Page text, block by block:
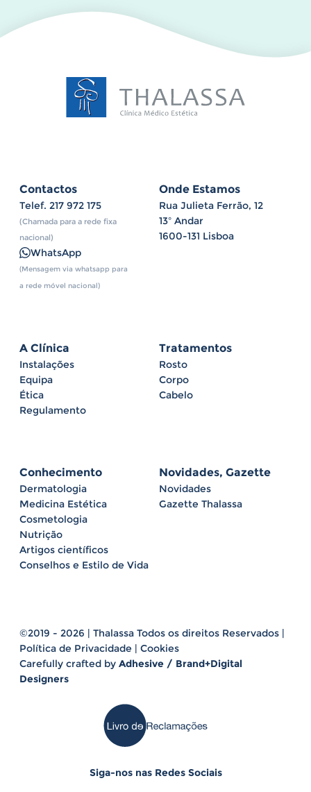
Contactos
Telef. 217 972 175
(Chamada para a rede fixa
nacional)
WhatsApp
(Mensagem via whatsapp para
a rede móvel nacional)
Onde Estamos
Rua Julieta Ferrão, 12
13º Andar
1600-131 Lisboa
A Clínica
Instalações
Equipa
Ética
Regulamento
Tratamentos
Rosto
Corpo
Cabelo
Conhecimento
Dermatologia
Medicina Estética
Cosmetologia
Nutrição
Artigos científicos
Conselhos e Estilo de Vida
Novidades, Gazette
Novidades
Gazette Thalassa
©2019 - 2026 | Thalassa Todos os direitos Reservados |
Política de Privacidade
Cookies
Carefully crafted by Adhesive / Brand+Digital
Designers
Siga-nos nas Redes Sociais